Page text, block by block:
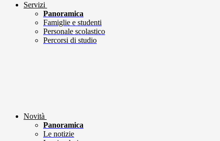
Servizi
Panoramica
Famiglie e studenti
Personale scolastico
Percorsi di studio
Novità
Panoramica
Le notizie